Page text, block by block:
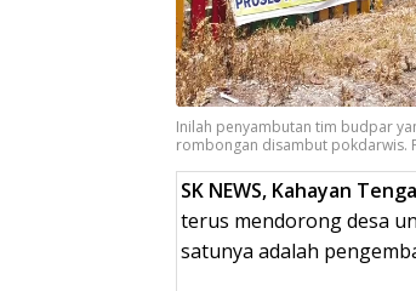
Inilah penyambutan tim budpar
rombongan disambut pokdarwis.
SK NEWS, Kahayan
terus mendorong desa
satunya adalah